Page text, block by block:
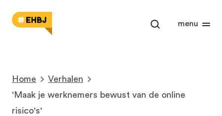
menu
Home
Verhalen
'Maak je werknemers bewust van de online
risico's'